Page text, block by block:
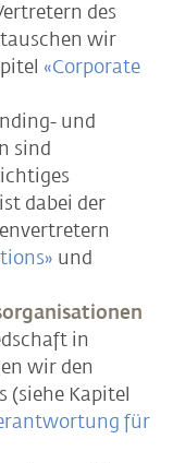
des
wir
«Corporate
und
sind
dabei der
und
in
wir den
(siehe Kapitel
für